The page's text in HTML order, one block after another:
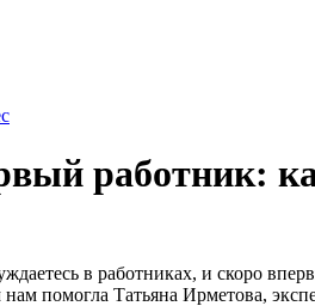
работник:
в работниках, и скоро
помогла Татьяна Ирметова,